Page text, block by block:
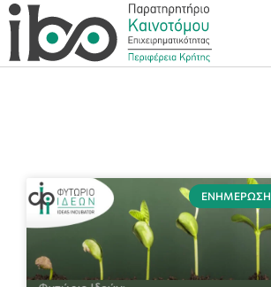
ΕΝΗΜΈΡΩΣΗ